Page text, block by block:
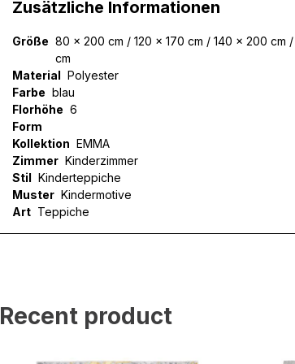
Zusätzliche Informationen
Größe 80 x 200 cm / 120 x 170 cm / 140 x 200 cm
cm
Material Polyester
Farbe blau
Florhöhe 6
Form
Kollektion EMMA
Zimmer Kinderzimmer
Stil Kinderteppiche
Muster Kindermotive
Art Teppiche
Recent product
Notwendig